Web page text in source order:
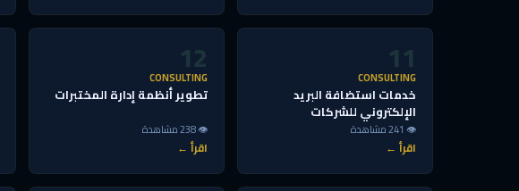
11
CONSULTING
خدمات استضافة البريد
الإلكتروني للشركات
👁 241 مشاهدة
اقرأ ←
12
CONSULTING
تطوير أنظمة إدارة المختبرات
👁 238 مشاهدة
اقرأ ←